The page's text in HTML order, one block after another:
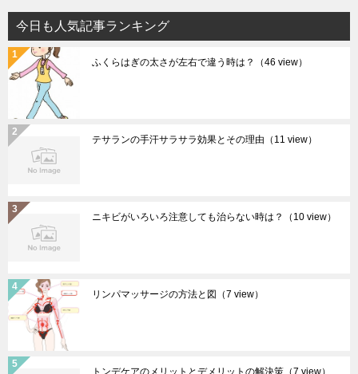
今日も人気記事ランキング
ふくらはぎの太さが左右で違う時は？ （46 view）
テサランの手汗サラサラ効果とその理由 （11 view）
ニキビがいろいろ注意しても治らない時は？ （10 view）
リンパマッサージの方法と図 （7 view）